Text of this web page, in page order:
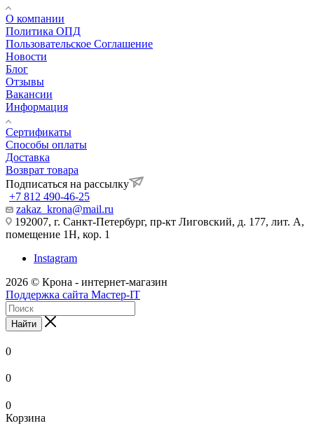
О компании
Политика ОПД
Пользовательское Соглашение
Новости
Блог
Отзывы
Вакансии
Информация
Сертификаты
Способы оплаты
Доставка
Возврат товара
Подписаться на рассылку
+7 812 490-46-25
zakaz_krona@mail.ru
192007, г. Санкт-Петербург, пр-кт Лиговский, д. 177, лит. А,
помещение 1Н, кор. 1
Instagram
2026 © Крона - интернет-магазин
Поддержка сайта Мастер-IT
Найти
0
0
0
Корзина